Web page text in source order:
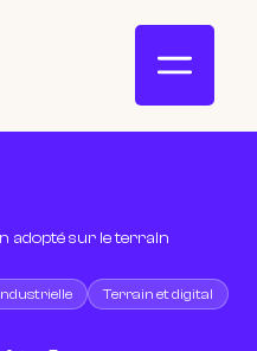
adopté sur le terrain
Terrain et digital